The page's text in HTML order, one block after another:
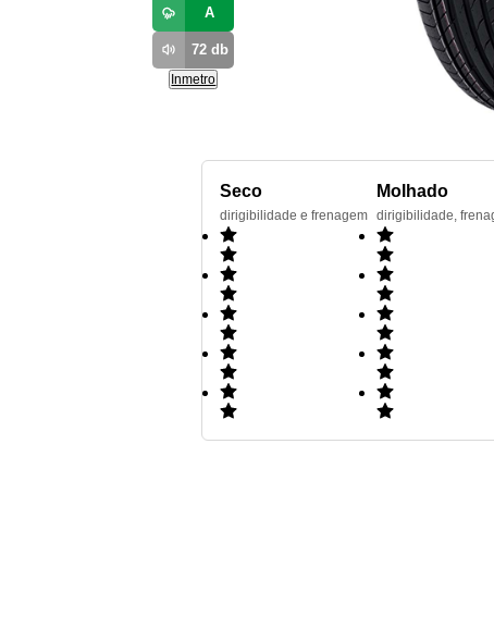
A
72db
Inmetro
Seco
dirigibilidade e frenagem
Molhado
dirigibilidade,